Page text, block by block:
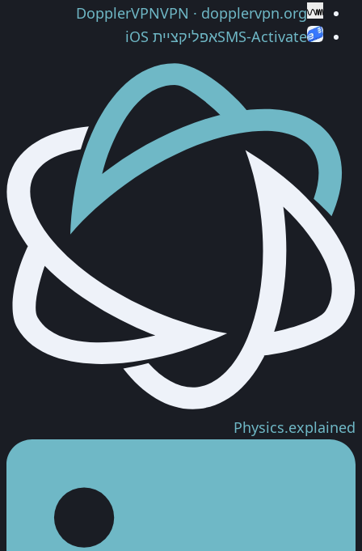
DopplerVPNVPN · dopplervpn.org
SMS-Activateאפליקציית iOS
Physics.explained